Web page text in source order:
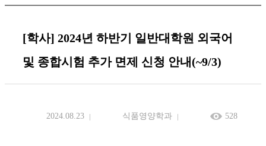
[학사] 2024년 하반기 일반대학원 외국어
및 종합시험 추가 면제 신청 안내(~9/3)
2024.08.23 식품영양학과 528